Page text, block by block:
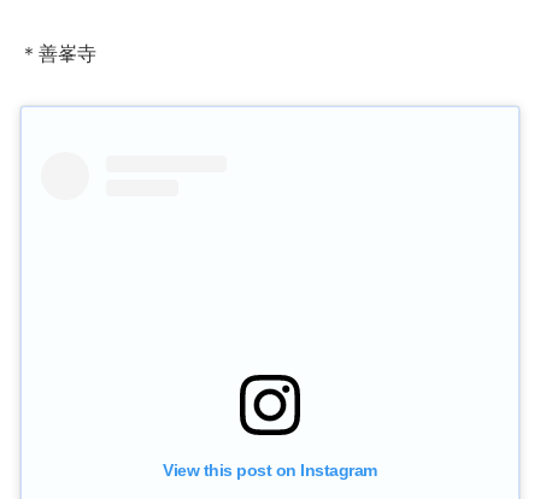
＊善峯寺
View this post on Instagram